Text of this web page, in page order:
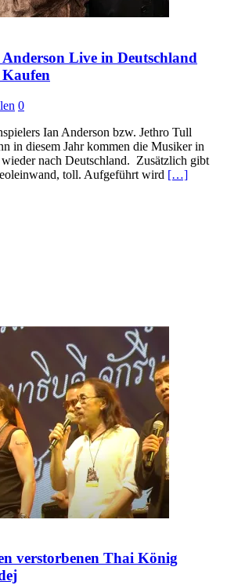
Live in Deutschland
0
Ian Anderson bzw. Jethro Tull
in diesem Jahr kommen die Musiker in
nach Deutschland. Zusätzlich gibt
toll. Aufgeführt wird […]
verstorbenen Thai König